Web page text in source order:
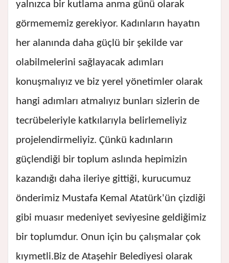
yalnızca bir kutlama anma günü olarak
görmememiz gerekiyor. Kadınların hayatın
her alanında daha güçlü bir şekilde var
olabilmelerini sağlayacak adımları
konuşmalıyız ve biz yerel yönetimler olarak
hangi adımları atmalıyız bunları sizlerin de
tecrübeleriyle katkılarıyla belirlemeliyiz
projelendirmeliyiz. Çünkü kadınların
güçlendiği bir toplum aslında hepimizin
kazandığı daha ileriye gittiği, kurucumuz
önderimiz Mustafa Kemal Atatürk'ün çizdiği
gibi muasır medeniyet seviyesine geldiğimiz
bir toplumdur. Onun için bu çalışmalar çok
kıymetli.Biz de Ataşehir Belediyesi olarak